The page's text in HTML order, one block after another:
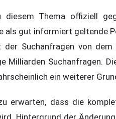
diesem Thema offiziell
als gut informiert geltende
der Suchanfragen von
Milliarden Suchanfragen.
ein weiterer
erwarten, dass die